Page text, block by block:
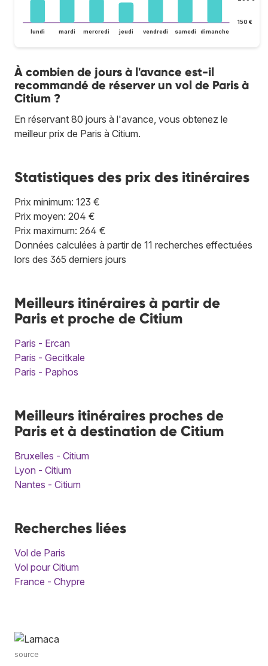
150 €
lundi mardi mercredi jeudi vendredi samedi dimanche
À combien de jours à l'avance est-il
recommandé de réserver un vol de Paris à
Citium ?
En réservant 80 jours à l'avance, vous obtenez le
meilleur prix de Paris à Citium.
Statistiques des prix des itinéraires
Prix minimum: 123 €
Prix moyen: 204 €
Prix maximum: 264 €
Données calculées à partir de 11 recherches effectuées
lors des 365 derniers jours
Meilleurs itinéraires à partir de
Paris et proche de Citium
Paris - Ercan
Paris - Gecitkale
Paris - Paphos
Meilleurs itinéraires proches de
Paris et à destination de Citium
Bruxelles - Citium
Lyon - Citium
Nantes - Citium
Recherches liées
Vol de Paris
Vol pour Citium
France - Chypre
source